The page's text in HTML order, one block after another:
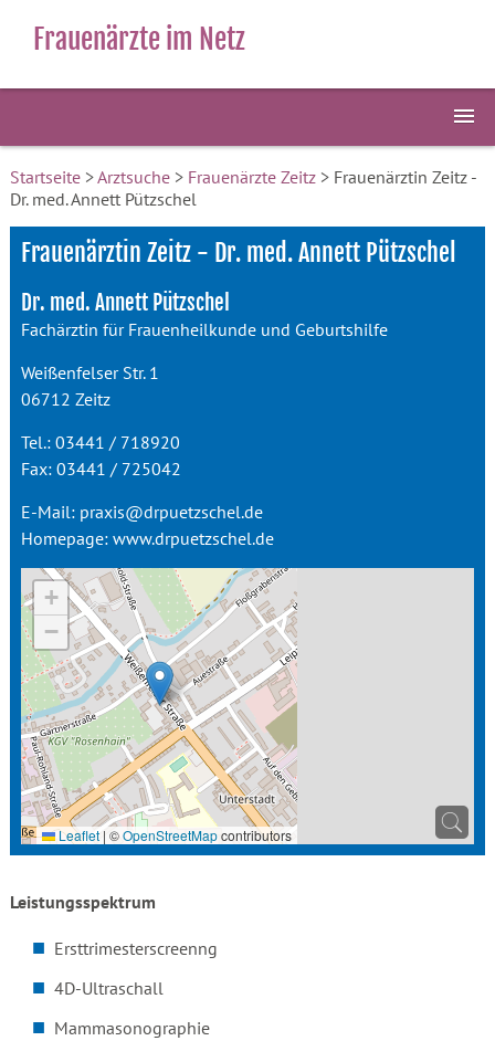
Frauenärzte im Netz
Startseite>Arztsuche> Frauenärzte Zeitz> Frauenärztin Zeitz -
Dr. med. Annett Pützschel
Frauenärztin Zeitz - Dr. med. Annett Pützschel
Dr. med. Annett Pützschel
Fachärztin für Frauenheilkunde und Geburtshilfe
Weißenfelser Str. 1
06712 Zeitz
Tel.: 03441 / 718920
Fax: 03441 / 725042
E-Mail: praxis@drpuetzschel.de
Homepage: www.drpuetzschel.de
+
−
Leaflet | ©OpenStreetMapcontributors
Leistungsspektrum
Ersttrimesterscreenng
4D-Ultraschall
Mammasonographie